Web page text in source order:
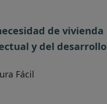
de vivienda
y del desarrollo
Fácil